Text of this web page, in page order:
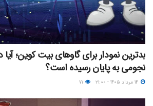
بدترین نمودار برای گاوهای بیت کوین؛ آیا
نجومی به پایان رسیده است؟